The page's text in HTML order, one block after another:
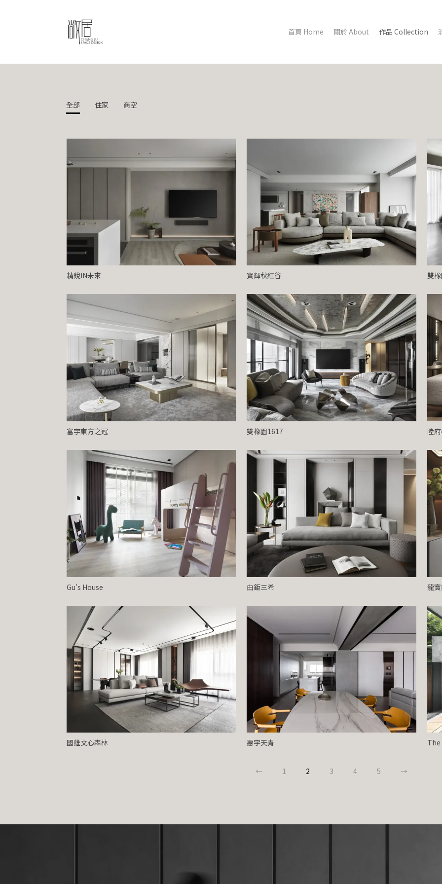
首頁 Home 關於 About 作品 Collection
全部 住家 商空
精銳IN未來 寶輝秋紅谷 雙
富宇東方之冠 雙橡園1617 陸
Gu's House 由鉅三希 龍
國雄文心森林 惠宇天青 The
← 1 2 3 4 5 →